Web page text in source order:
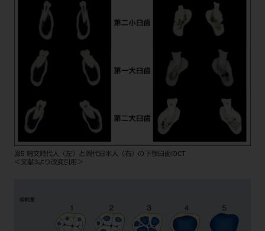
図5 縄文時代人（左）と現代日本人（右）の下顎臼歯のCT
＜文献3より改変引用＞